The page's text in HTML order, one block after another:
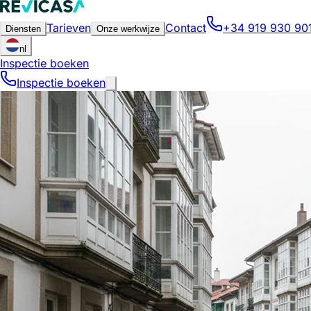
Diensten Tarieven Onze werkwijze Contact +34 919 930
nl
Inspectie boeken
Inspectie boeken